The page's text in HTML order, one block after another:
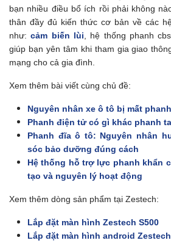
bạn nhiều điều bổ ích rồi phải không
thân đầy đủ kiến thức cơ bản về các
như: cảm biến lùi , hệ thống phanh
giúp bạn yên tâm khi tham gia giao
mạng cho cả gia đình.
Xem thêm bài viết cùng chủ đề:
Nguyên nhân xe ô tô bị mất
Phanh điện tử có gì khác phanh
Phanh đĩa ô tô: Nguyên nhân
sóc bảo dưỡng đúng cách
Hệ thống hỗ trợ lực phanh khẩn
tạo và nguyên lý hoạt động
Xem thêm dòng sản phẩm tại Zestech:
Lắp đặt màn hình Zestech S500
Lắp đặt màn hình android